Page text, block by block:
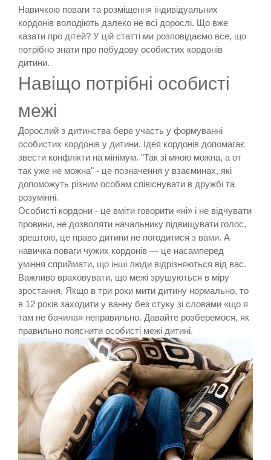
Навичкою поваги та розміщення індивідуальних
кордонів володіють далеко не всі дорослі. Що вже
казати про дітей? У цій статті ми розповідаємо все, що
потрібно знати про побудову особистих кордонів
дитини.
Навіщо потрібні особисті
межі
Дорослий з дитинства бере участь у формуванні
особистих кордонів у дитини. Ідея кордонів допомагає
звести конфлікти на мінімум. "Так зі мною можна, а от
так уже не можна" - це позначення у взаєминах, які
допоможуть різним особам співіснувати в дружбі та
розумінні.
Особисті кордони - це вміти говорити «ні» і не відчувати
провини, не дозволяти начальнику підвищувати голос,
зрештою, це право дитини не погодитися з вами. А
навичка поваги чужих кордонів — це насамперед
уміння сприймати, що інші люди відрізняються від вас.
Важливо враховувати, що межі зрушуються в міру
зростання. Якщо в три роки мити дитину нормально, то
в 12 років заходити у ванну без стуку зі словами «що я
там не бачила» неправильно. Давайте розберемося, як
правильно пояснити особисті межі дитині.